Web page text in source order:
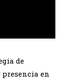
de
en